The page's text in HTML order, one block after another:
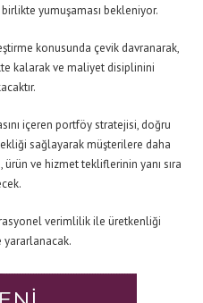
yumuşaması bekleniyor.
konusunda çevik davranarak,
kalarak ve maliyet disiplinini
içeren portföy stratejisi, doğru
sağlayarak müşterilere daha
ve hizmet tekliflerinin yanı sıra
verimlilik ile üretkenliği